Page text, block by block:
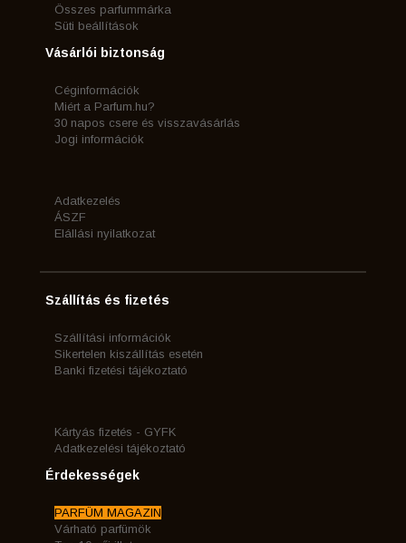
Összes parfummárka
Süti beállítások
Vásárlói biztonság
Céginformációk
Miért a Parfum.hu?
30 napos csere és visszavásárlás
Jogi információk
Adatkezelés
ÁSZF
Elállási nyilatkozat
Szállítás és fizetés
Szállítási információk
Sikertelen kiszállítás esetén
Banki fizetési tájékoztató
Kártyás fizetés - GYFK
Adatkezelési tájékoztató
Érdekességek
PARFÜM MAGAZIN
Várható parfümök